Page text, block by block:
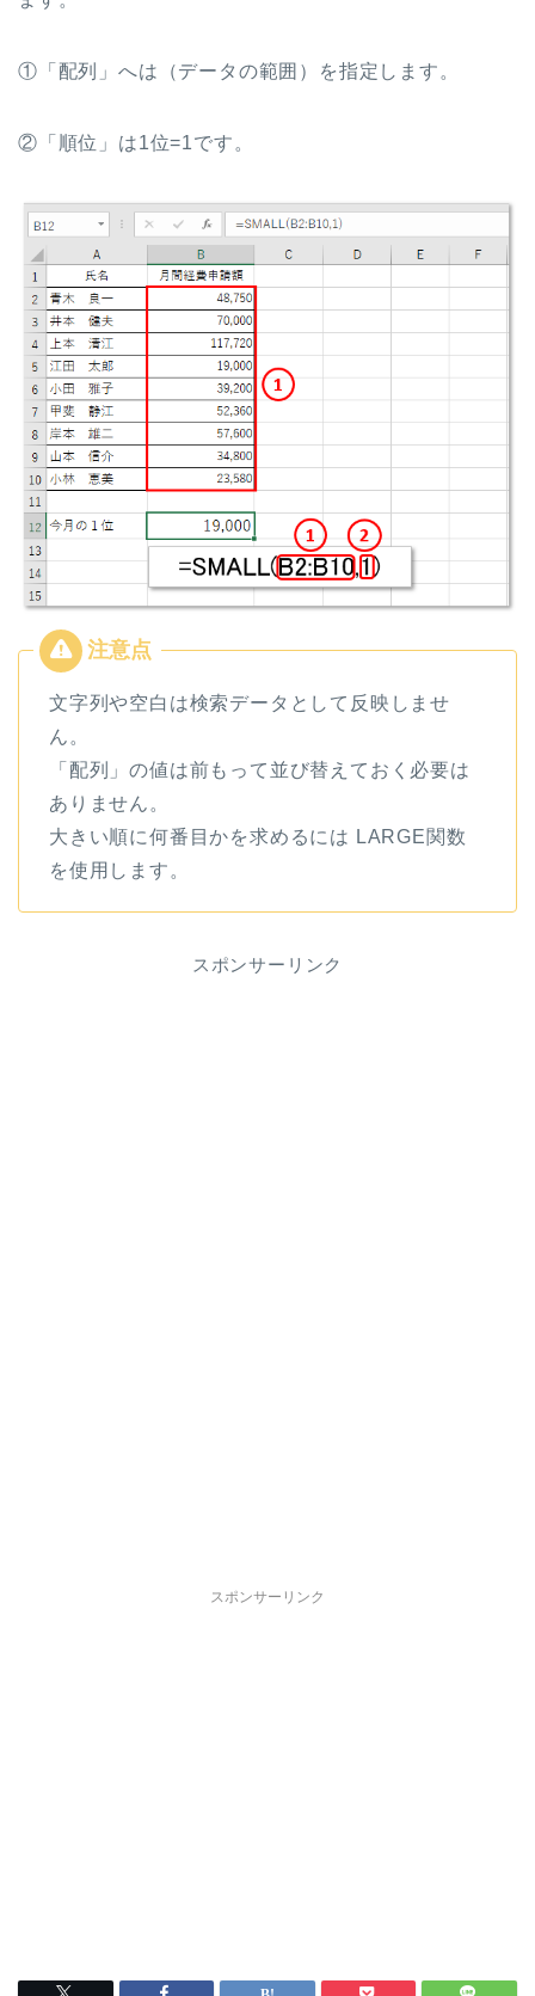
①「配列」へは（データの範囲）を指定します。
②「順位」は1位=1です。
文字列や空白は検索データとして反映しませ
ん。
「配列」の値は前もって並び替えておく必要は
ありません。
大きい順に何番目かを求めるには LARGE関数
を使用します。
スポンサーリンク
スポンサーリンク